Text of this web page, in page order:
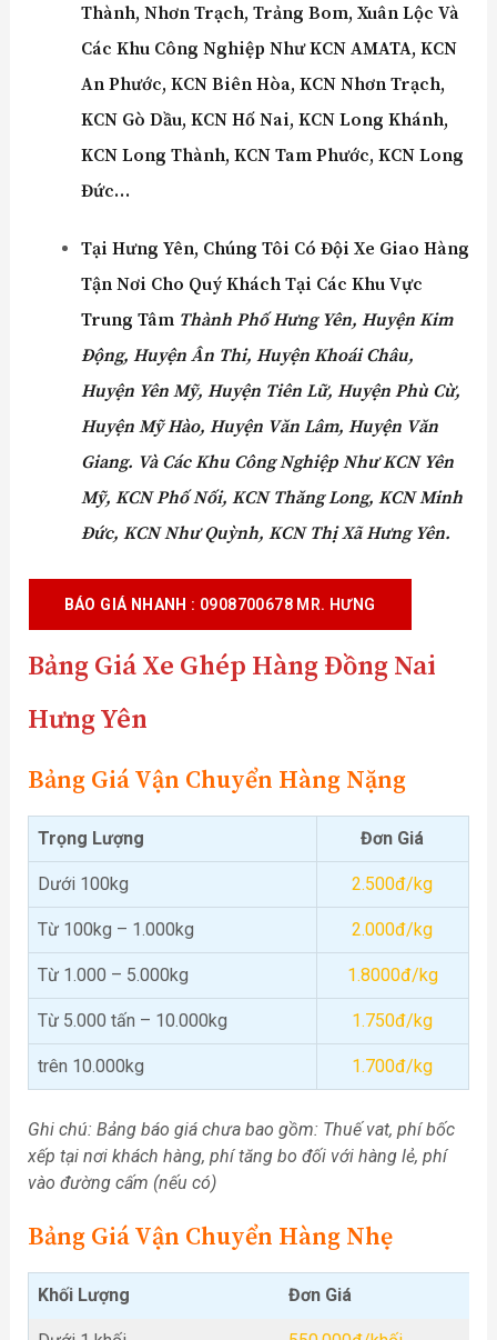
Thành, Nhơn Trạch, Trảng Bom, Xuân Lộc Và
Các Khu Công Nghiệp Như KCN AMATA, KCN
An Phước, KCN Biên Hòa, KCN Nhơn Trạch,
KCN Gò Dầu, KCN Hố Nai, KCN Long Khánh,
KCN Long Thành, KCN Tam Phước, KCN Long
Đức…
Tại Hưng Yên, Chúng Tôi Có Đội Xe Giao Hàng
Tận Nơi Cho Quý Khách Tại Các Khu Vực
Trung Tâm Thành Phố Hưng Yên, Huyện Kim
Động, Huyện Ân Thi, Huyện Khoái Châu,
Huyện Yên Mỹ, Huyện Tiên Lữ, Huyện Phù Cừ,
Huyện Mỹ Hào, Huyện Văn Lâm, Huyện Văn
Giang. Và Các Khu Công Nghiệp NhưKCN Yên
Mỹ, KCN Phố Nối, KCN Thăng Long, KCN Minh
Đức, KCN Như Quỳnh, KCN Thị Xã Hưng Yên.
BÁO GIÁ NHANH : 0908700678 MR. HƯNG
Bảng Giá Xe Ghép Hàng Đồng Nai
Hưng Yên
Bảng Giá Vận Chuyển Hàng Nặng
Trọng Lượng Đơn Giá
Dưới 100kg 2.500đ/kg
Từ 100kg – 1.000kg 2.000đ/kg
Từ 1.000 – 5.000kg 1.8000đ/kg
Từ 5.000 tấn – 10.000kg 1.750đ/kg
trên 10.000kg 1.700đ/kg
Ghi chú: Bảng báo giá chưa bao gồm: Thuế vat, phí bốc
xếp tại nơi khách hàng, phí tăng bo đối với hàng lẻ, phí
vào đường cấm (nếu có)
Bảng Giá Vận Chuyển Hàng Nhẹ
Khối Lượng Đơn Giá